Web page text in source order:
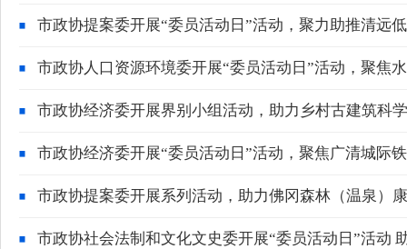
市政协提案委开展“委员活动日”活动，聚力助推清远
市政协人口资源环境委开展“委员活动日”活动，聚焦
市政协经济委开展界别小组活动，助力乡村古建筑科
市政协经济委开展“委员活动日”活动，聚焦广清城际
市政协提案委开展系列活动，助力佛冈森林（温泉）
市政协社会法制和文化文史委开展“委员活动日”活动